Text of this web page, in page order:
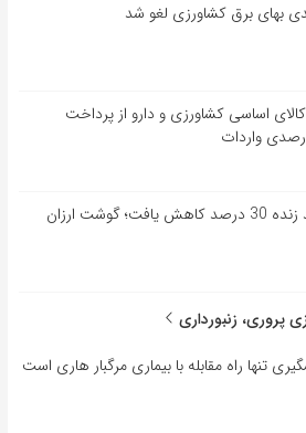
بهای برق کشاورزی لغو شد
معافیت 199 کالای اساسی کشاورزی و دارو از پرداخت
قیمت گوسفند زنده 30 درصد کاهش یافت؛ گوشت ارزان
پروری، زنبورداری
تنها راه مقابله با بیماری مرگبار هاری است